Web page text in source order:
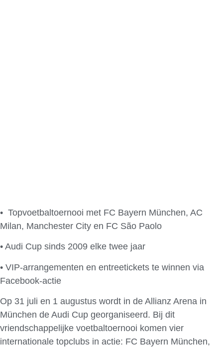
• Topvoetbaltoernooi met FC Bayern München, AC
Milan, Manchester City en FC São Paolo
• Audi Cup sinds 2009 elke twee jaar
• VIP-arrangementen en entreetickets te winnen via
Facebook-actie
Op 31 juli en 1 augustus wordt in de Allianz Arena in
München de Audi Cup georganiseerd. Bij dit
vriendschappelijke voetbaltoernooi komen vier
internationale topclubs in actie: FC Bayern München,